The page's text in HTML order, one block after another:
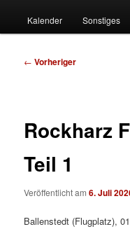
Kalender Sonstiges
Beitragsnavigation
← Vorheriger
Rockharz
Teil 1
Veröffentlicht am6. Juli
Ballenstedt (Flugplatz),